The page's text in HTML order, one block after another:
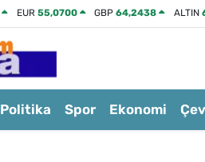
EUR 55,0700 GBP64,2438 ALTIN
Politika Spor Ekonomi